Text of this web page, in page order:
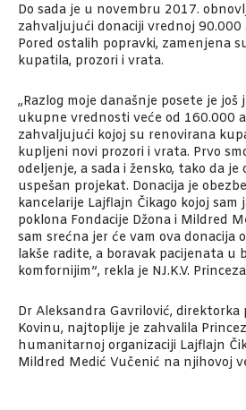
Do sada je u novembru 2017.
zahvaljujući donaciji vrednoj 90.000
Pored ostalih popravki, zamenjena
kupatila, prozori i vrata.
„Razlog moje današnje posete je još
ukupne vrednosti veće od 160.000
zahvaljujući kojoj su renovirana
kupljeni novi prozori i vrata. Prvo
odeljenje, a sada i žensko, tako da je
uspešan projekat. Donacija je
kancelarije Lajflajn Čikago kojoj
poklona Fondacije Džona i Mildred
sam srećna jer će vam ova donacija
lakše radite, a boravak pacijenata u
komfornijim”, rekla je NJ.K.V.
Dr Aleksandra Gavrilović,
Kovinu, najtoplije je zahvalila
humanitarnoj organizaciji Lajflajn
Mildred Medić Vučenić na njihovoj